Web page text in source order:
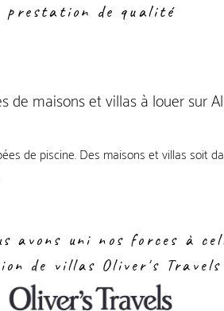
prestation de qualité
maisons et villas à louer sur
de piscine. Des maisons et villas soit
avons uni nos forces à
de villas Oliver's Travels